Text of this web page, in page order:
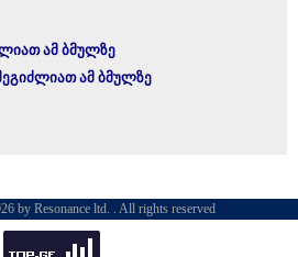
ამ ბმულზე
ამ ბმულზე
by Resonance ltd. . All rights reserved